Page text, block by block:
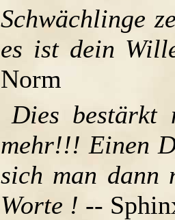
Schwächlinge
es ist dein
Norm
Dies bestärkt
mehr!!! Einen
sich man dann
Worte ! --